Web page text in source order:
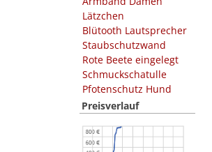
Lätzchen
Blütooth Lautsprecher
Staubschutzwand
Rote Beete eingelegt
Schmuckschatulle
Pfotenschutz Hund
Preisverlauf